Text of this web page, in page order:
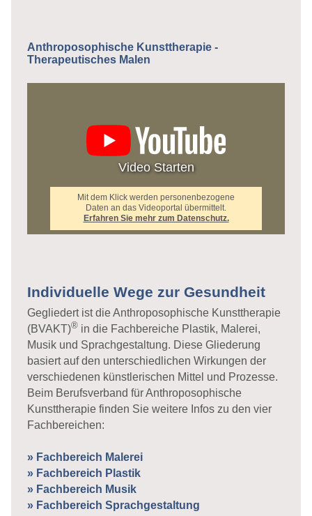
Anthroposophische Kunsttherapie -
Therapeutisches Malen
Video Starten
Mit dem Klick werden personenbezogene
Daten an das Videoportal übermittelt.
Erfahren Sie mehr zum Datenschutz.
Individuelle Wege zur Gesundheit
Gegliedert ist die Anthroposophische Kunsttherapie
(BVAKT)®in die Fachbereiche Plastik, Malerei,
Musik und Sprachgestaltung. Diese Gliederung
basiert auf den unterschiedlichen Wirkungen der
verschiedenen künstlerischen Mittel und Prozesse.
Beim Berufsverband für Anthroposophische
Kunsttherapie finden Sie weitere Infos zu den vier
Fachbereichen:
» Fachbereich Malerei
» Fachbereich Plastik
» Fachbereich Musik
» Fachbereich Sprachgestaltung